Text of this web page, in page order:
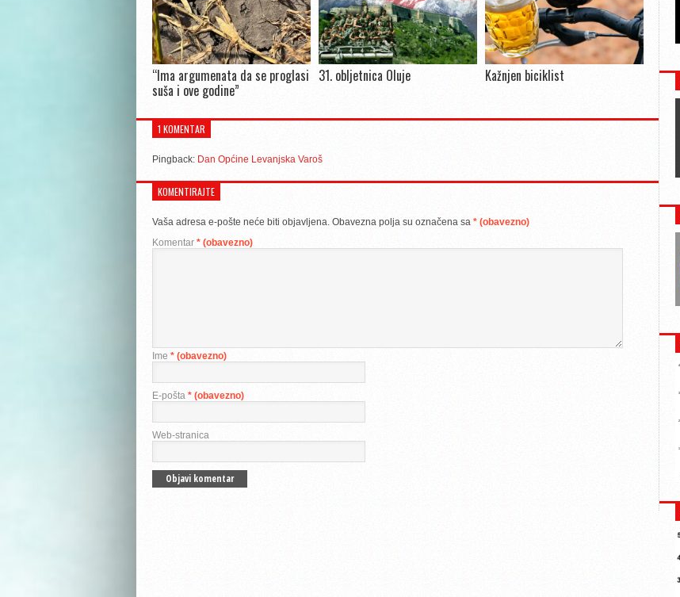
“Ima argumenata da se proglasi
suša i ove godine”
31. obljetnica Oluje Kažnjen biciklist
1 KOMENTAR
Pingback: Dan Općine Levanjska Varoš
KOMENTIRAJTE
Vaša adresa e-pošte neće biti objavljena. Obavezna polja su označena sa * (obavezno)
Komentar * (obavezno)
Ime * (obavezno)
E-pošta * (obavezno)
Web-stranica